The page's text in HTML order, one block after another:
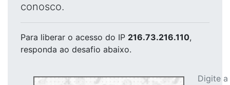
conosco.
Para liberar o acesso do IP 216.73.216.110,
responda ao desafio abaixo.
Digite